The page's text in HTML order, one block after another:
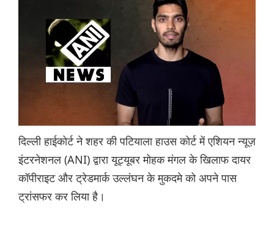
दिल्ली हाईकोर्ट ने शहर की पटियाला हाउस कोर्ट में एशियन न्यूज़
इंटरनेशनल (ANI) द्वारा यूट्यूबर मोहक मंगल के खिलाफ दायर
कॉपीराइट और ट्रेडमार्क उल्लंघन के मुकदमे को अपने पास
ट्रांसफर कर लिया है।